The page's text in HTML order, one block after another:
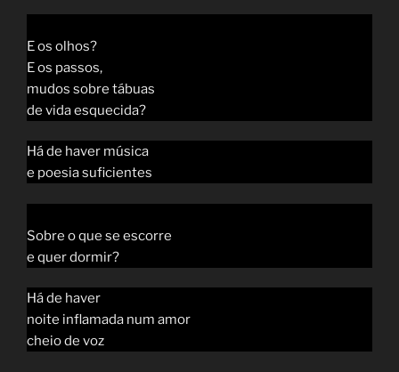
E os olhos?
E os passos,
mudos sobre tábuas
de vida esquecida?
Há de haver música
e poesia suficientes
Sobre o que se escorre
e quer dormir?
Há de haver
noite inflamada num amor
cheio de voz